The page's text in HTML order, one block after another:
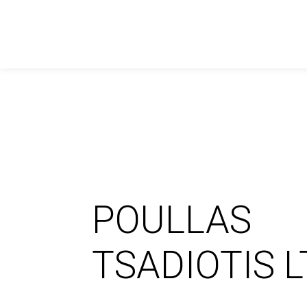
POULLAS
TSADIOTIS